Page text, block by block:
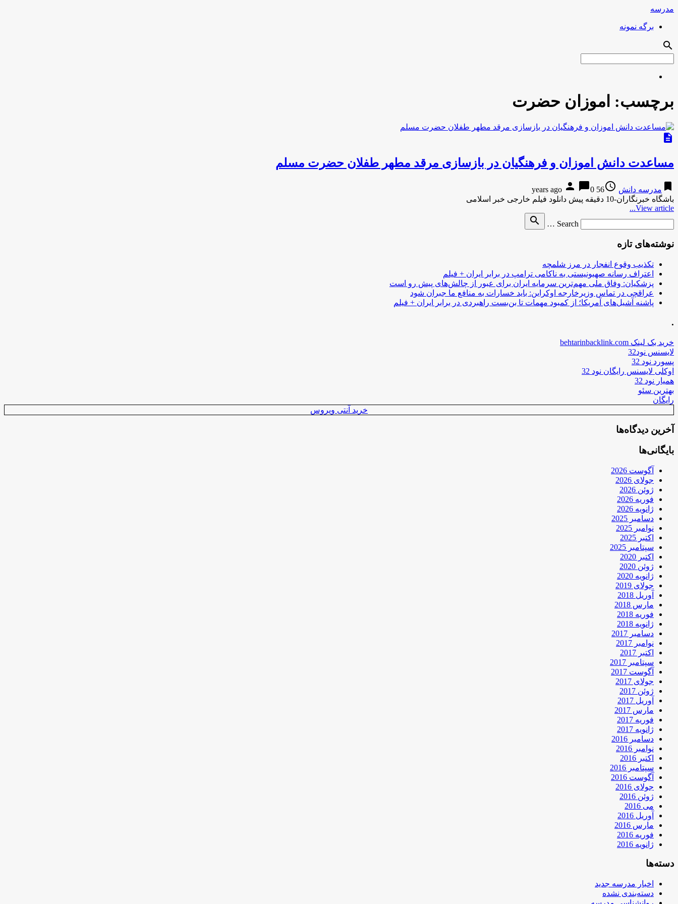
مدرسه
برگه نمونه
search
برچسب: اموزان حضرت
description
مساعدت دانش اموزان و فرهنگیان در بازسازی مرقد مطهر طفلان حضرت مسلم
bookmark مدرسه دانش access_time
56 years ago
person chat_bubble0
باشگاه خبرنگاران-10 دقیقه پیش دانلود فیلم خارجی خبر اسلامی
View article...
Search …
search
نوشته‌های تازه
تکذیب وقوع انفجار در مرز شلمچه
اعتراف رسانه صهیونیستی به ناکامی ترامپ در برابر ایران + فیلم
پزشکیان: وفاق ملی مهم‌ترین سرمایه ایران برای عبور از چالش‌های پیش رو است
عراقچی در تماس وزیرخارجه اوکراین: باید خسارات به منافع ما جبران شود
پاشنه آشیل‌های آمریکا؛ از کمبود مهمات تا بن‌بست راهبردی در برابر ایران + فیلم
.
خرید بک لینک behtarinbacklink.com
لایسنس نود32
پسورد نود 32
اوکلی لایسنس رایگان نود 32
همیار نود 32
بهترین سئو
رایگان
خرید آنتی ویروس
آخرین دیدگاه‌ها
بایگانی‌ها
آگوست 2026
جولای 2026
ژوئن 2026
فوریه 2026
ژانویه 2026
دسامبر 2025
نوامبر 2025
اکتبر 2025
سپتامبر 2025
اکتبر 2020
ژوئن 2020
ژانویه 2020
جولای 2019
آوریل 2018
مارس 2018
فوریه 2018
ژانویه 2018
دسامبر 2017
نوامبر 2017
اکتبر 2017
سپتامبر 2017
آگوست 2017
جولای 2017
ژوئن 2017
آوریل 2017
مارس 2017
فوریه 2017
ژانویه 2017
دسامبر 2016
نوامبر 2016
اکتبر 2016
سپتامبر 2016
آگوست 2016
جولای 2016
ژوئن 2016
می 2016
آوریل 2016
مارس 2016
فوریه 2016
ژانویه 2016
دسته‌ها
اخبار مدرسه جدید
دسته‌بندی نشده